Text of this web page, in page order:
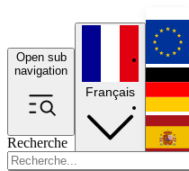
Open sub
navigation
Recherche
Français